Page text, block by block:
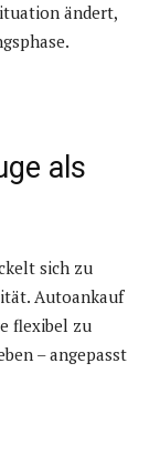
ändert,
als
sich zu
Autoankauf
flexibel zu
– angepasst